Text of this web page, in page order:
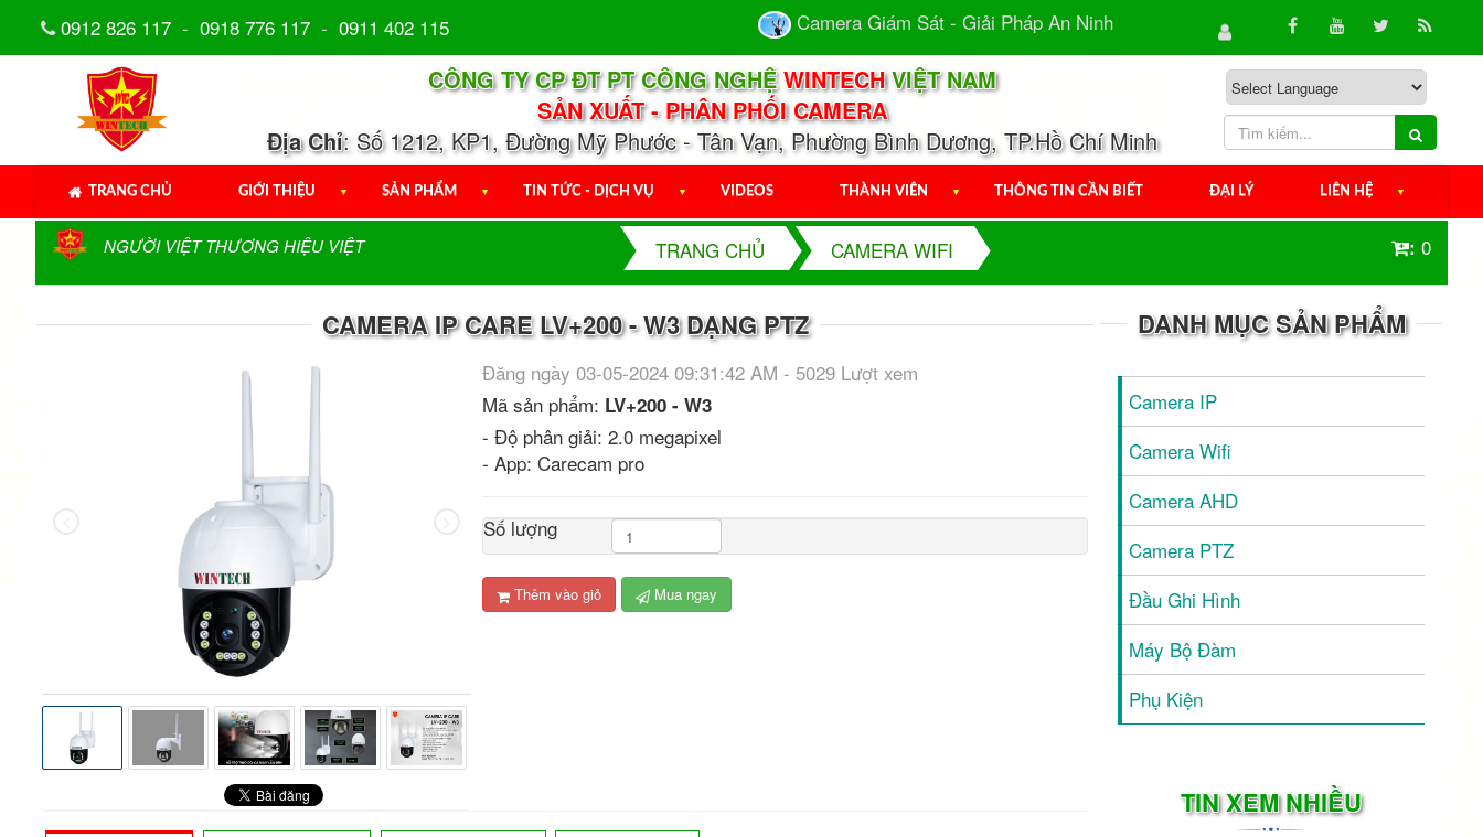
0912 826 117 - 0918 776 117 - 0911 402 115 Camera Giám Sát - Giải Pháp An Ninh Hiệu Quả Cho Gia Đình & Doanh...
CÔNG TY CP ĐT PT CÔNG NGHỆWINTECHVIỆT NAM
SẢN XUẤT - PHÂN PHỐI CAMERA
Địa Chỉ: Số 1212, KP1, Đường Mỹ Phước - Tân Vạn, Phường Bình Dương, TP.Hồ Chí Minh
TRANG CHỦ GIỚI THIỆU ▼ SẢN PHẨM ▼ TIN TỨC - DỊCH VỤ ▼ VIDEOS THÀNH VIÊN ▼ THÔNG TIN CẦN BIẾT ĐẠI LÝ LIÊN HỆ ▼
NGƯỜI VIỆT THƯƠNG HIỆU VIỆT TRANG CHỦ CAMERA WIFI : 0
CAMERA IP CARE LV+200 - W3 DẠNG PTZ
Đăng ngày 03-05-2024 09:31:42 AM - 5029 Lượt xem
Mã sản phẩm: LV+200 - W3
- Độ phân giải: 2.0 megapixel
- App: Carecam pro
Số lượng
Thêm vào giỏ Mua ngay
DANH MỤC SẢN PHẨM
Camera IP
Camera Wifi
Camera AHD
Camera PTZ
Đầu Ghi Hình
Máy Bộ Đàm
Phụ Kiện
TIN XEM NHIỀU